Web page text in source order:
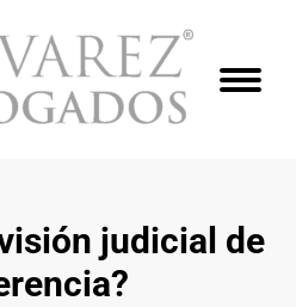
judicial de